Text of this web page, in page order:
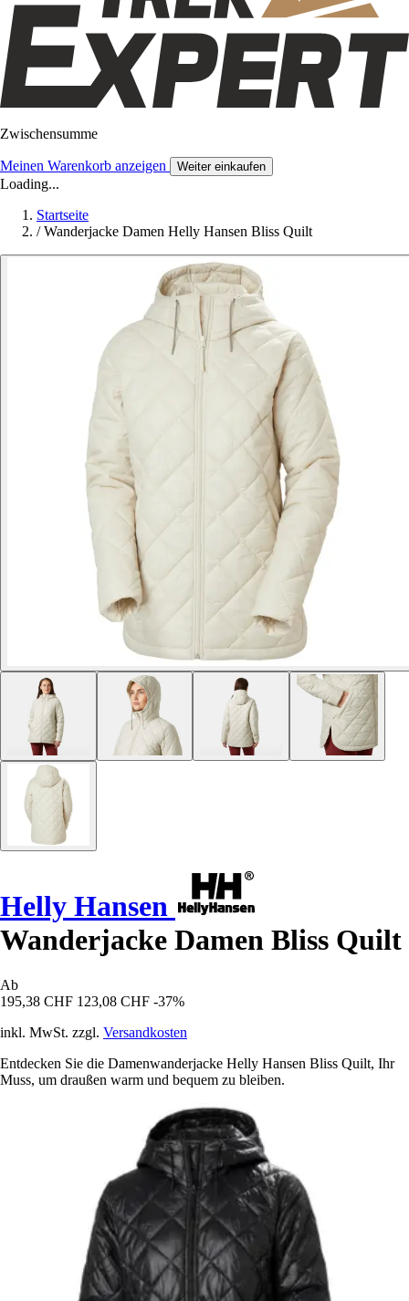
Zwischensumme
Meinen Warenkorb anzeigen Weiter einkaufen
Loading...
Startseite
/ Wanderjacke Damen Helly Hansen Bliss Quilt
Helly Hansen
Wanderjacke Damen Bliss Quilt
Ab
195,38 CHF 123,08 CHF -37%
inkl. MwSt. zzgl. Versandkosten
Entdecken Sie die Damenwanderjacke Helly Hansen Bliss Quilt, Ihr
Muss, um draußen warm und bequem zu bleiben.